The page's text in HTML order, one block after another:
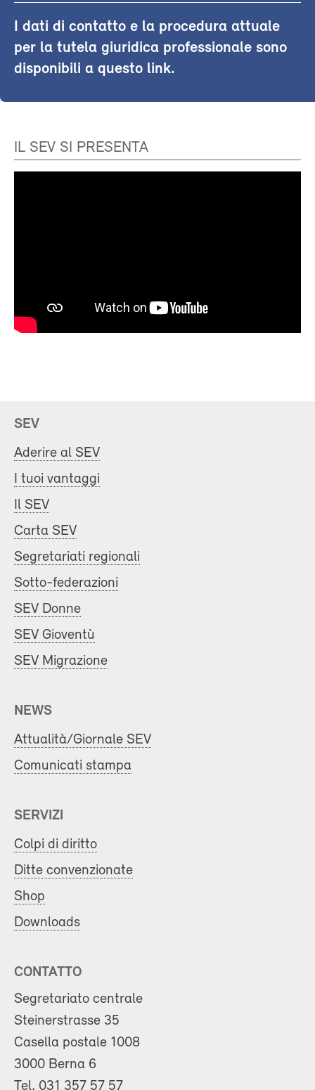
I dati di contatto e la procedura attuale
per la tutela giuridica professionale sono
disponibili a questo link.
IL SEV SI PRESENTA
SEV
Aderire al SEV
I tuoi vantaggi
Il SEV
Carta SEV
Segretariati regionali
Sotto-federazioni
SEV Donne
SEV Gioventù
SEV Migrazione
NEWS
Attualità/Giornale SEV
Comunicati stampa
SERVIZI
Colpi di diritto
Ditte convenzionate
Shop
Downloads
CONTATTO
Segretariato centrale
Steinerstrasse 35
Casella postale 1008
3000 Berna 6
Tel. 031 357 57 57